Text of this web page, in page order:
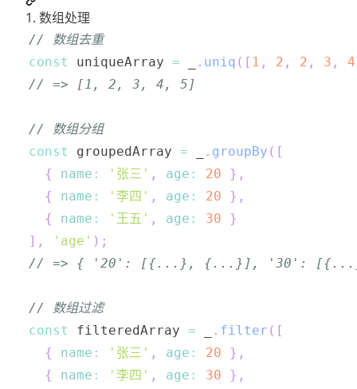
1. 数组处理
// 数组去重
const
uniqueArray = . uniq ( [ 1 , 2 , 2 , 3 , 4
// => [1, 2, 3, 4, 5]
// 数组分组
const
groupedArray = . groupBy ( [
{
name : '张三' , age : 20 } ,
{
name : '李四' , age : 20 } ,
{
name : '王五' , age : 30
}
] , 'age' ) ;
// => { '20': [{...}, {...}], '30':
// 数组过滤
const
filteredArray = . filter ( [
{
name : '张三' , age : 20 } ,
{
name : '李四' , age : 30 } ,